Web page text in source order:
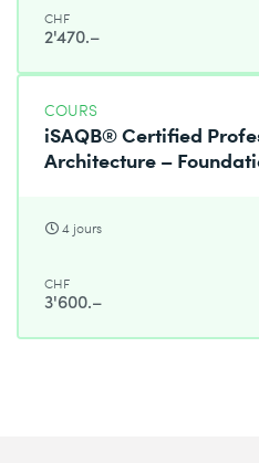
CHF
2'470.–
COURS
iSAQB® Certified
Architecture –
4 jours
CHF
3'600.–